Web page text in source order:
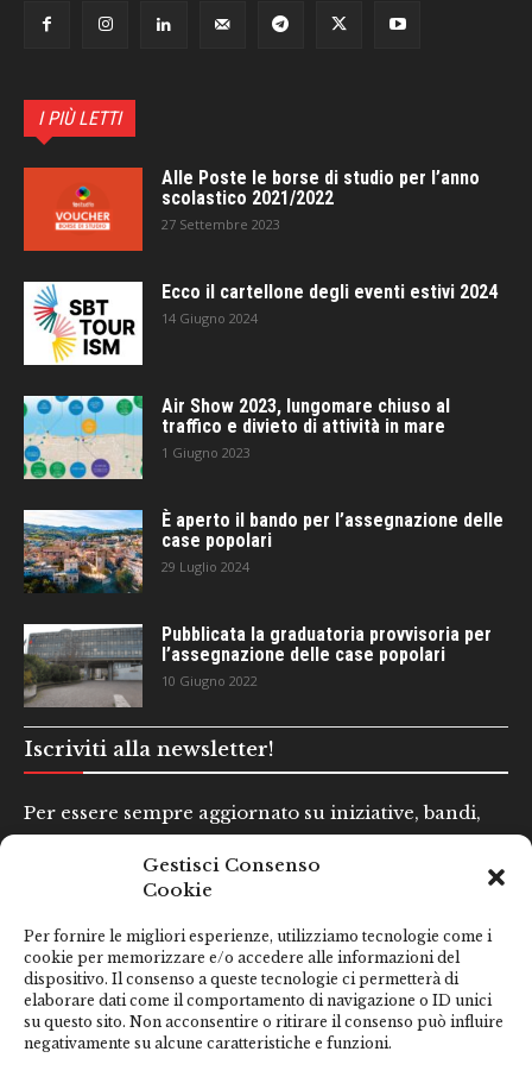
Gestisci Consenso
Cookie
Per fornire le migliori esperienze, utilizziamo tecnologie come i
cookie per memorizzare e/o accedere alle informazioni del
dispositivo. Il consenso a queste tecnologie ci permetterà di
elaborare dati come il comportamento di navigazione o ID unici
su questo sito. Non acconsentire o ritirare il consenso può influire
negativamente su alcune caratteristiche e funzioni.
I PIÙ LETTI
Alle Poste le borse di studio per l’anno
scolastico 2021/2022
27 Settembre 2023
Ecco il cartellone degli eventi estivi 2024
14 Giugno 2024
Air Show 2023, lungomare chiuso al
traffico e divieto di attività in mare
1 Giugno 2023
È aperto il bando per l’assegnazione delle
case popolari
29 Luglio 2024
Pubblicata la graduatoria provvisoria per
l’assegnazione delle case popolari
10 Giugno 2022
Iscriviti alla newsletter!
Per essere sempre aggiornato su iniziative, bandi,
Email*